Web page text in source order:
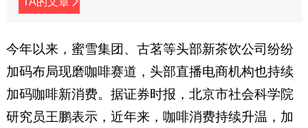
今年以来，蜜雪集团、古茗等头部新茶饮公司纷纷
加码布局现磨咖啡赛道，头部直播电商机构也持续
加码咖啡新消费。据证券时报，北京市社会科学院
研究员王鹏表示，近年来，咖啡消费持续升温，加